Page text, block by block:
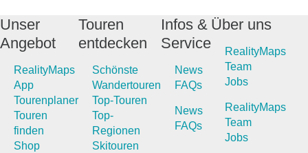
Unser
Angebot
RealityMaps
App
Tourenplaner
Touren
finden
Shop
Touren
entdecken
Schönste
Wandertouren
Top-Touren
Top-
Regionen
Skitouren
Infos &
Service
News
FAQs
News
FAQs
Über uns
RealityMaps
Team
Jobs
RealityMaps
Team
Jobs